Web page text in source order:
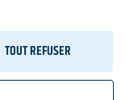
TOUT REFUSER